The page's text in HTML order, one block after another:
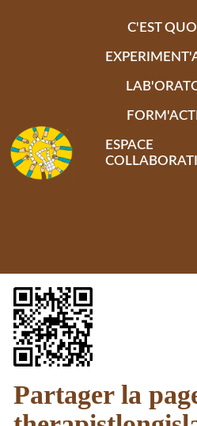
C'EST
ESPACE
Partager la